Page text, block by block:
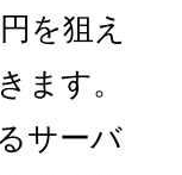
を狙え
ます。
サーバ